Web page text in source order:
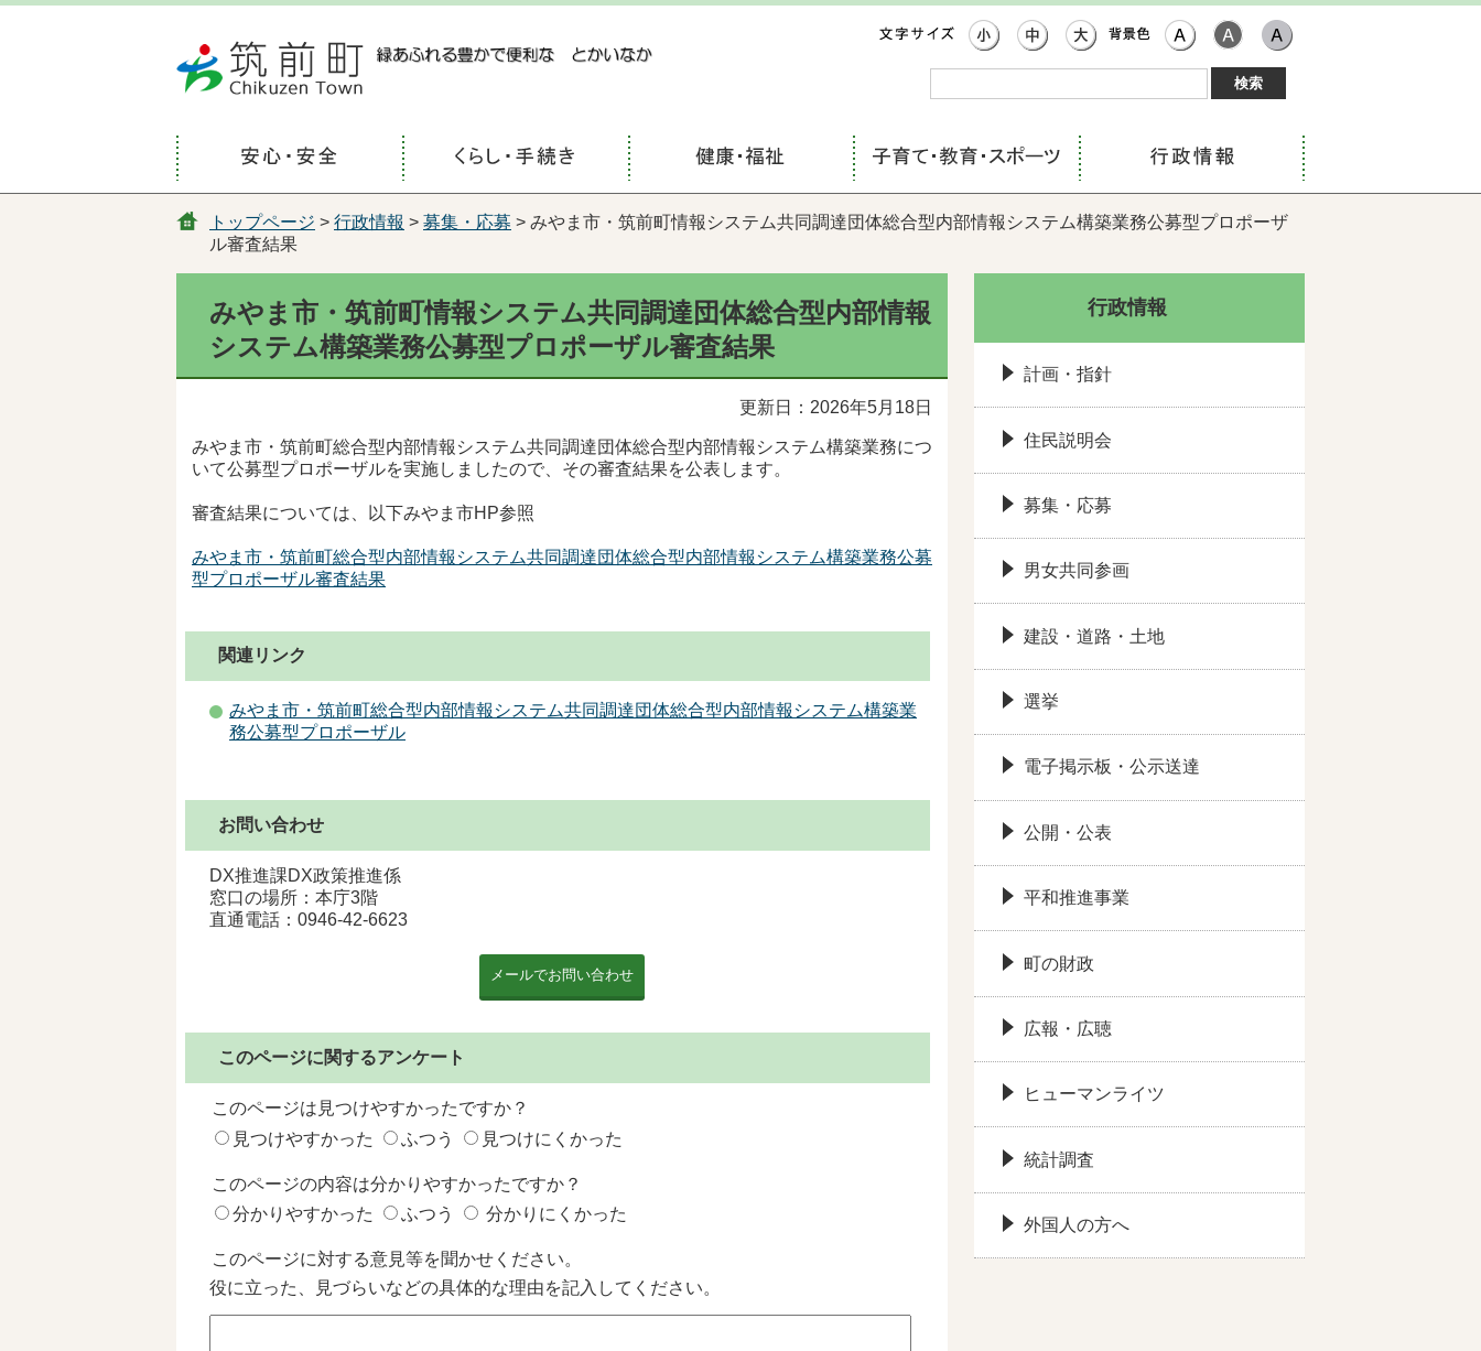
コンテンツにジャンプ
トップページ > 行政情報 > 募集・応募 > みやま市・筑前町情報システム共同調達団体総合型内部情報システム構築業務公募型プロポーザ
ル審査結果
みやま市・筑前町情報システム共同調達団体総合型内部情報
システム構築業務公募型プロポーザル審査結果
更新日：2026年5月18日
みやま市・筑前町総合型内部情報システム共同調達団体総合型内部情報システム構築業務につ
いて公募型プロポーザルを実施しましたので、その審査結果を公表します。
審査結果については、以下みやま市HP参照
みやま市・筑前町総合型内部情報システム共同調達団体総合型内部情報システム構築業務公募
型プロポーザル審査結果
関連リンク
みやま市・筑前町総合型内部情報システム共同調達団体総合型内部情報システム構築業
務公募型プロポーザル
お問い合わせ
DX推進課DX政策推進係
窓口の場所：本庁3階
直通電話： 0946-42-6623
このページに関するアンケート
このページは見つけやすかったですか？
見つけやすかった
ふつう 見つけにくかった
このページの内容は分かりやすかったですか？
分かりやすかった
ふつう 分かりにくかった
このページに対する意見等を聞かせください。
役に立った、見づらいなどの具体的な理由を記入してください。
行政情報
計画・指針
住民説明会
募集・応募
男女共同参画
建設・道路・土地
選挙
電子掲示板・公示送達
公開・公表
平和推進事業
町の財政
広報・広聴
ヒューマンライツ
統計調査
外国人の方へ